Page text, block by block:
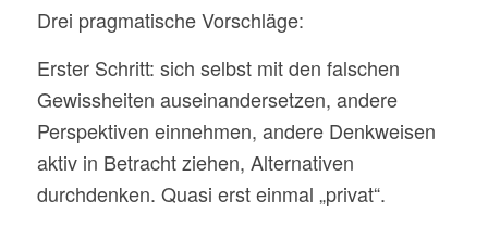
Drei pragmatische Vorschläge:
Erster Schritt: sich selbst mit den falschen
Gewissheiten auseinandersetzen, andere
Perspektiven einnehmen, andere Denkweisen
aktiv in Betracht ziehen, Alternativen
durchdenken. Quasi erst einmal „privat“.